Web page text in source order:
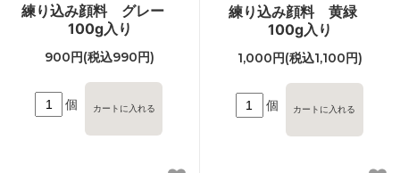
練り込み顔料 グレー
100g入り
900円(税込990円)
個
練り込み顔料 黄緑
100g入り
1,000円(税込1,100円)
個